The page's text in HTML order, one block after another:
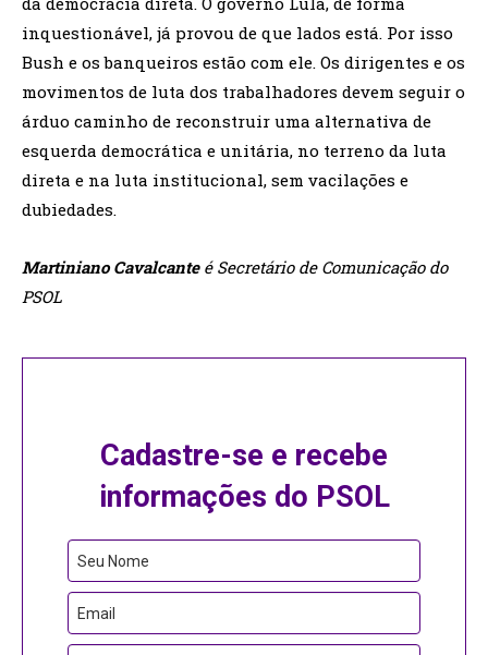
inquestionável, já provou de que lados está. Por isso
Bush e os banqueiros estão com ele. Os dirigentes e os
movimentos de luta dos trabalhadores devem seguir o
árduo caminho de reconstruir uma alternativa de
esquerda democrática e unitária, no terreno da luta
direta e na luta institucional, sem vacilações e
dubiedades.
Martiniano Cavalcanteé Secretário de Comunicação do
PSOL
Cadastre-se e recebe
informações do PSOL
Contact
Email
Seu Nome
Email